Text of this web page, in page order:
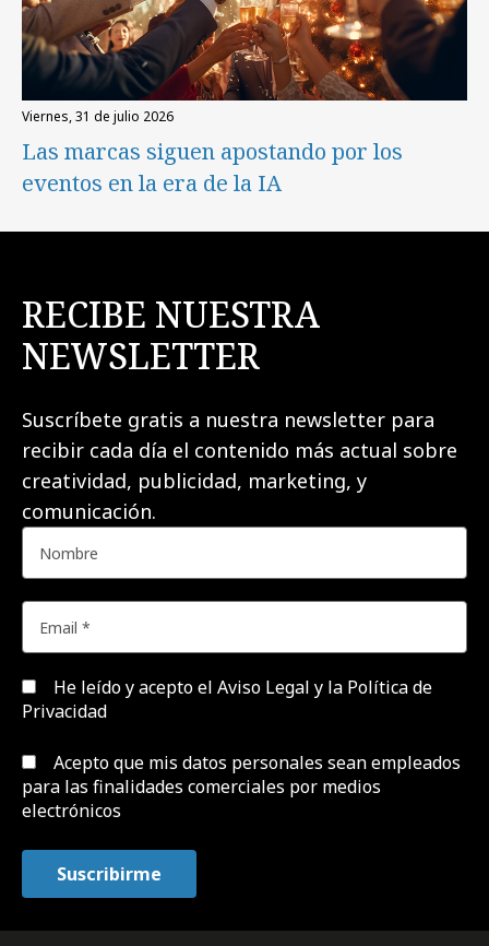
viernes, 31 de julio 2026
Las marcas siguen apostando por los
eventos en la era de la IA
RECIBE NUESTRA
NEWSLETTER
Suscríbete gratis a nuestra newsletter para
recibir cada día el contenido más actual sobre
creatividad, publicidad, marketing, y
comunicación.
He leído y acepto el Aviso Legal y la Política de
Privacidad
Acepto que mis datos personales sean empleados
para las finalidades comerciales por medios
electrónicos